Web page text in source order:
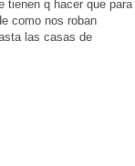
tienen q hacer que para
como nos roban
las casas de